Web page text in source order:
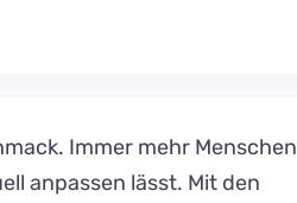
Immer mehr Menschen
anpassen lässt. Mit den